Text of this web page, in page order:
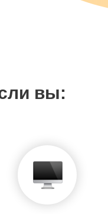
вы: